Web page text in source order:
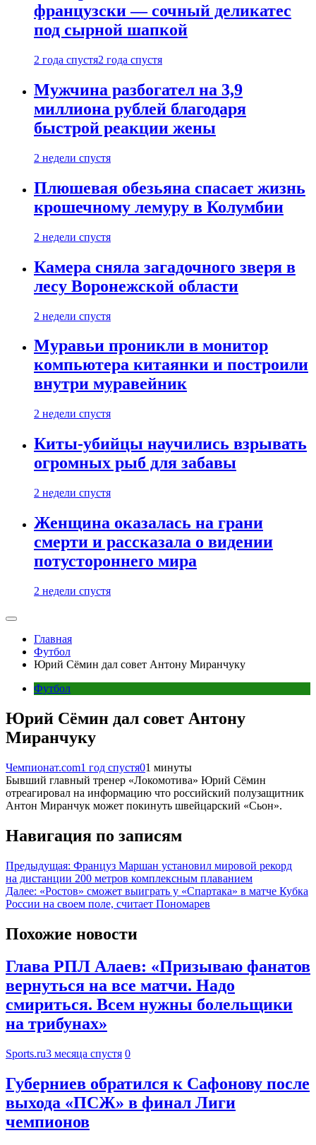
французски — сочный деликатес
под сырной шапкой
2 года спустя2 года спустя
Мужчина разбогател на 3,9
миллиона рублей благодаря
быстрой реакции жены
2 недели спустя
Плюшевая обезьяна спасает жизнь
крошечному лемуру в Колумбии
2 недели спустя
Камера сняла загадочного зверя в
лесу Воронежской области
2 недели спустя
Муравьи проникли в монитор
компьютера китаянки и построили
внутри муравейник
2 недели спустя
Киты-убийцы научились взрывать
огромных рыб для забавы
2 недели спустя
Женщина оказалась на грани
смерти и рассказала о видении
потустороннего мира
2 недели спустя
Главная
Футбол
Юрий Сёмин дал совет Антону Миранчуку
Футбол
Юрий Сёмин дал совет Антону
Миранчуку
Чемпионат.com1 год спустя01 минуты
Бывший главный тренер «Локомотива» Юрий Сёмин
отреагировал на информацию что российский полузащитник
Антон Миранчук может покинуть швейцарский «Сьон».
Навигация по записям
Предыдущая: Француз Маршан установил мировой рекорд
на дистанции 200 метров комплексным плаванием
Далее: «Ростов» сможет выиграть у «Спартака» в матче Кубка
России на своем поле, считает Пономарев
Похожие новости
Глава РПЛ Алаев: «Призываю фанатов
вернуться на все матчи. Надо
смириться. Всем нужны болельщики
на трибунах»
Sports.ru3 месяца спустя 0
Губерниев обратился к Сафонову после
выхода «ПСЖ» в финал Лиги
чемпионов